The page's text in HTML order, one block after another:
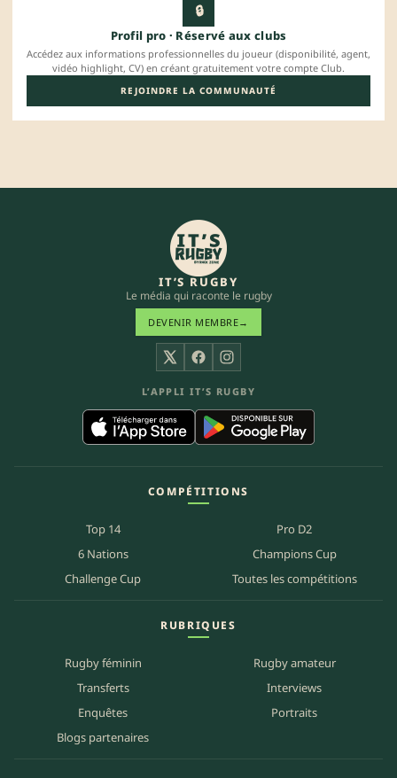
🔒
Profil pro · Réservé aux clubs
Accédez aux informations professionnelles du joueur (disponibilité, agent,
vidéo highlight, CV) en créant gratuitement votre compte Club.
REJOINDRE LA COMMUNAUTÉ
IT’S RUGBY
Le média qui raconte le rugby
DEVENIR MEMBRE→
X FacebookInstagram
L’APPLI IT’S RUGBY
COMPÉTITIONS
Top 14
Pro D2
6 Nations
Champions Cup
Challenge Cup
Toutes les compétitions
RUBRIQUES
Rugby féminin
Rugby amateur
Transferts
Interviews
Enquêtes
Portraits
Blogs partenaires